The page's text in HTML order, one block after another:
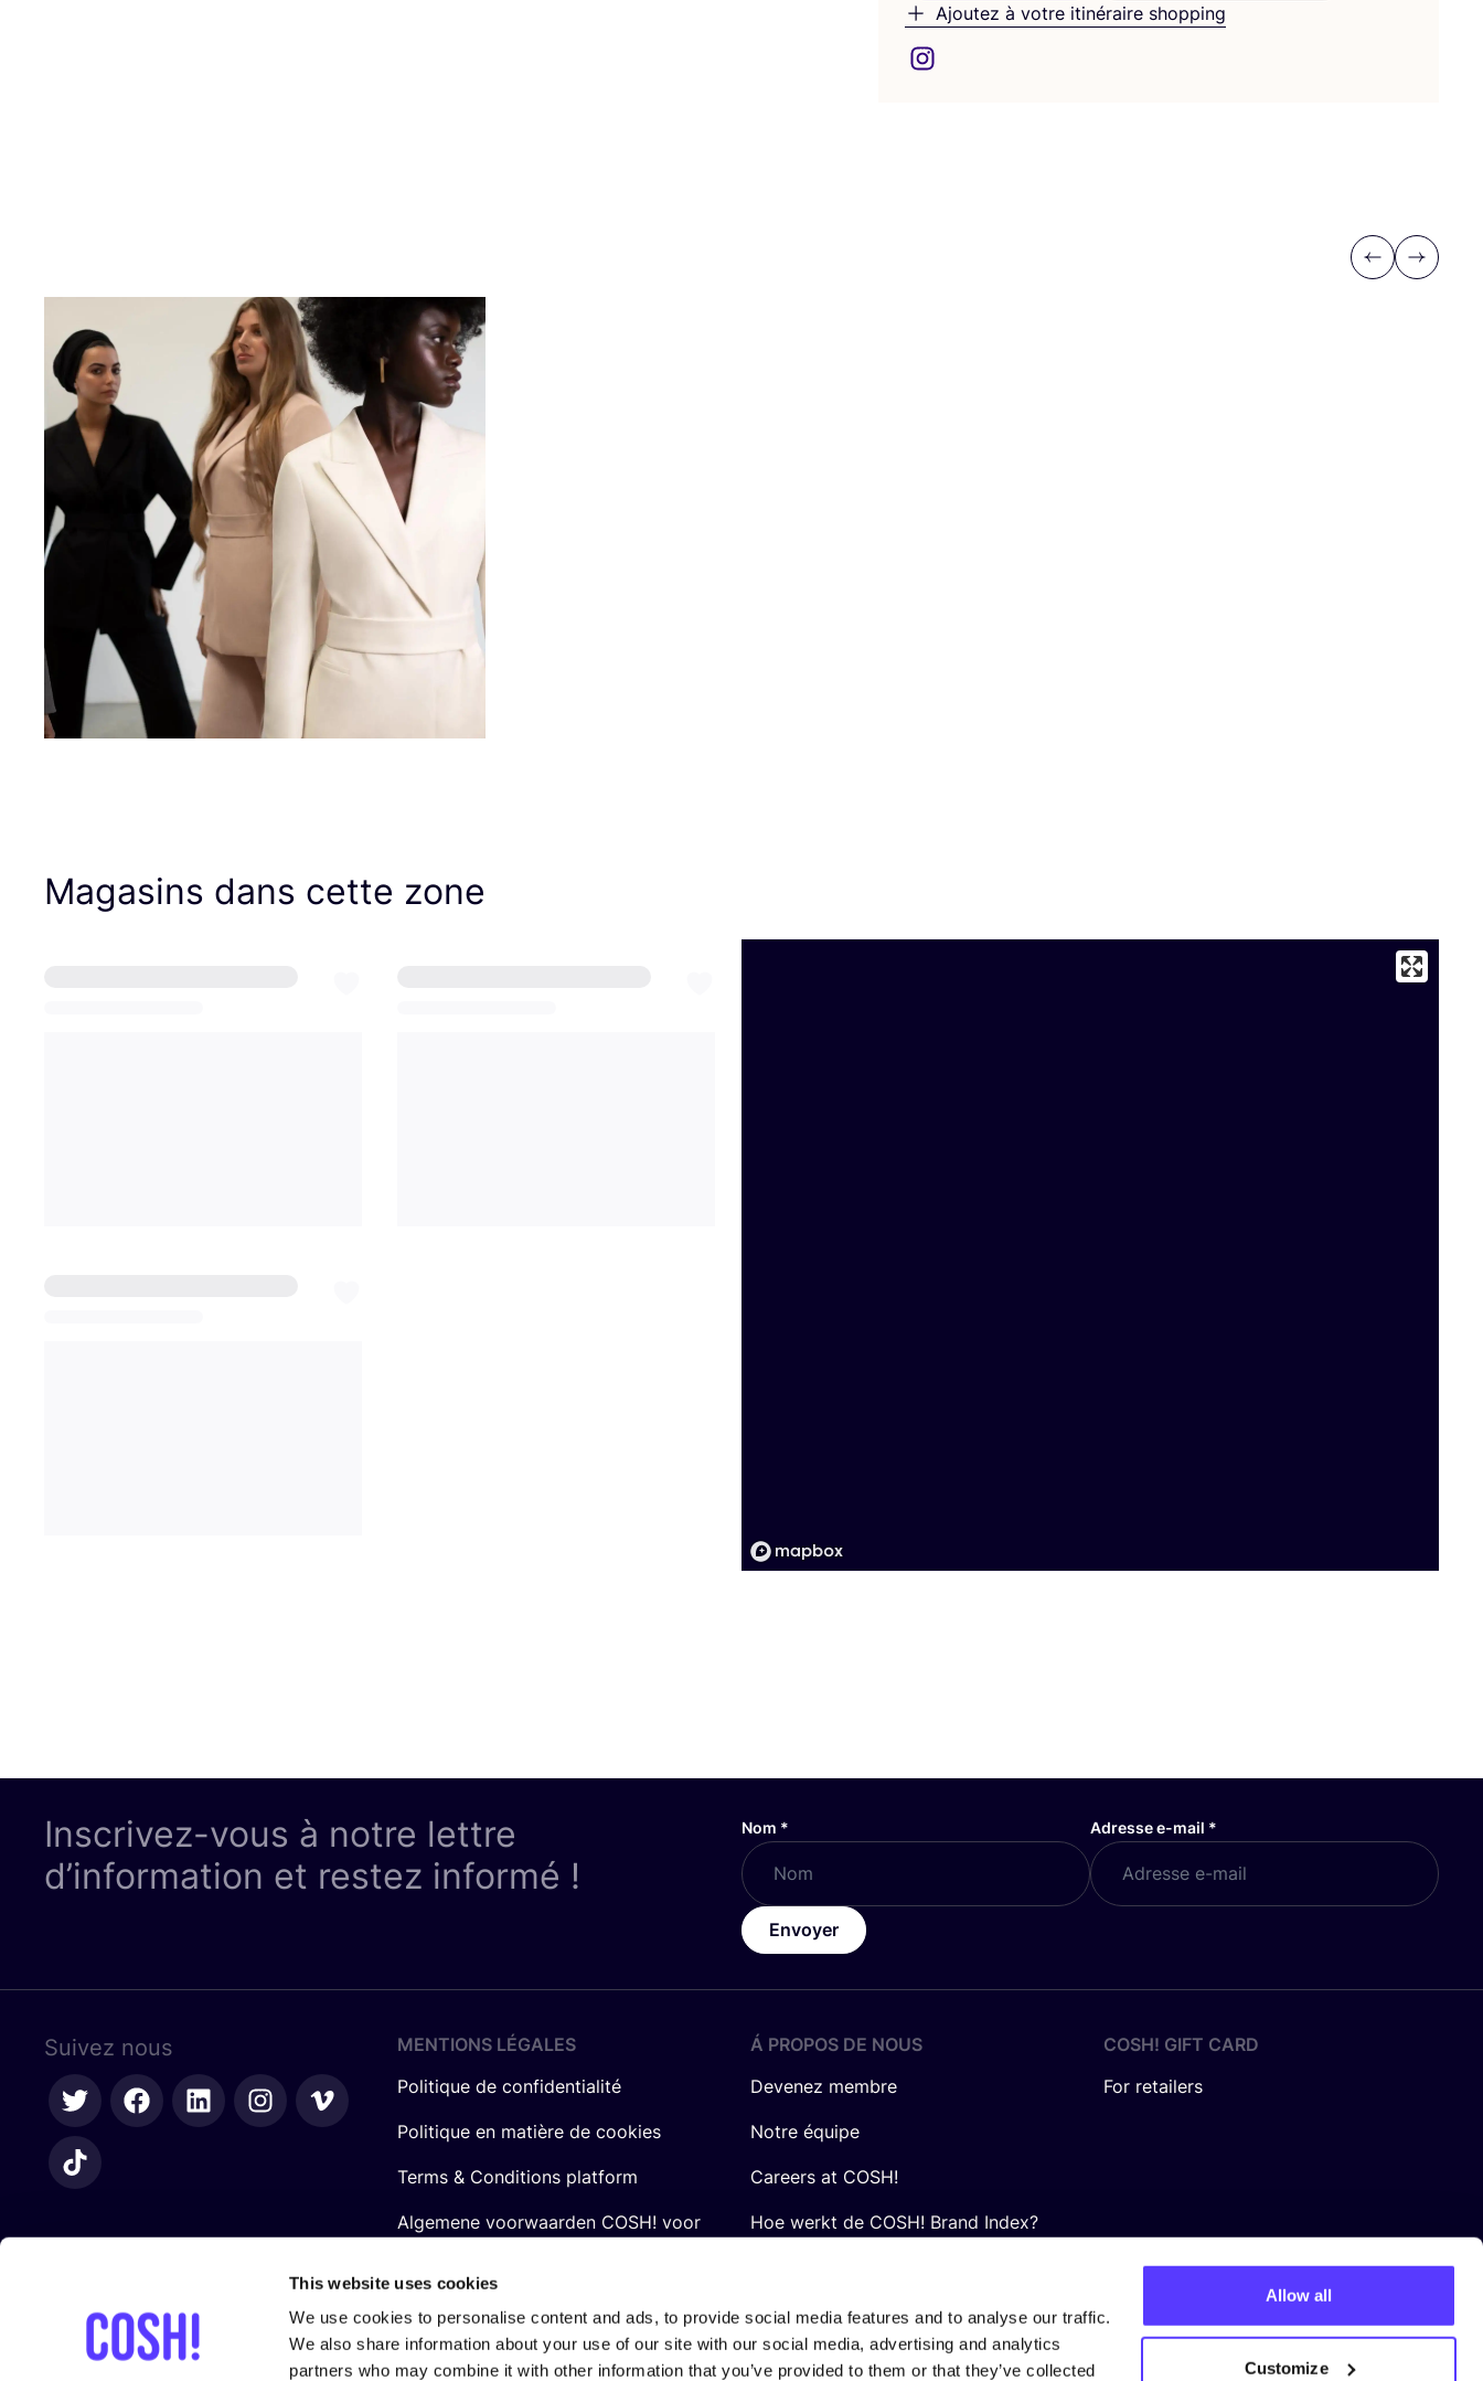
This website uses cookies
We use cookies to personalise content and ads, to provide social media features and to analyse our traffic.
We also share information about your use of our site with our social media, advertising and analytics
partners who may combine it with other information that you’ve provided to them or that they’ve collected
Allow all
Customize
Ajoutez à votre itinéraire shopping
Previous
Next
Magasins dans cette zone
Inscrivez-vous à notre lettre
d’information et restez informé !
Nom * Adresse e-mail *
Envoyer
Suivez nous
MENTIONS LÉGALES
Politique de confidentialité
Politique en matière de cookies
Terms & Conditions platform
Algemene voorwaarden COSH! voor
Á PROPOS DE NOUS
Devenez membre
Notre équipe
Careers at COSH!
Hoe werkt de COSH! Brand Index?
COSH! GIFT CARD
For retailers